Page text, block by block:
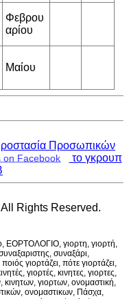
Φεβρου
αρίου
Μαίου
Προσωπικών
το γκρουπ
All Rights Reserved.
ΕΟΡΤΟΛΟΓΙΟ, γιορτη, γιορτή,
συναξάρι,
γιορτάζει, πότε γιορτάζει,
γιορτές, κινητες, γιορτες,
κινητων, γιορτων, ονομαστική,
ονομαστικων, Πάσχα,